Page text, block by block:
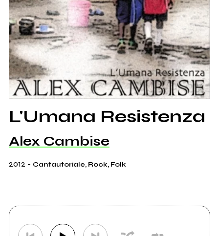
L'Umana Resistenza
Alex Cambise
2012 - Cantautoriale, Rock, Folk